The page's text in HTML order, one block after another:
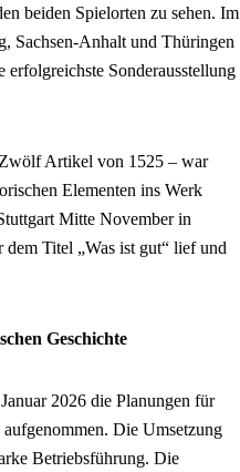
beiden Spielorten zu sehen. Im
Sachsen-Anhalt und Thüringen
Sonderausstellung
Artikel von 1525 – war
Elementen ins Werk
Mitte November in
Titel „Was ist gut“ lief und
Geschichte
2026 die Planungen für
Die Umsetzung
Betriebsführung. Die